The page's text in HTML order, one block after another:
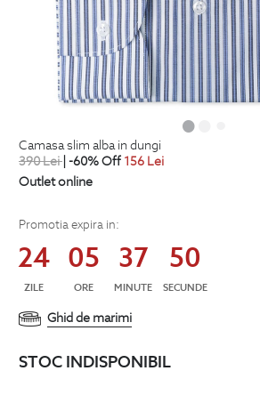
camasa slim alba in dungi
390Lei | -60% Off 156 Lei
Outlet online
Promotia expira in:
24
ZILE
05
ORE
37
MINUTE
49
SECUNDE
Ghid de marimi
STOC INDISPONIBIL